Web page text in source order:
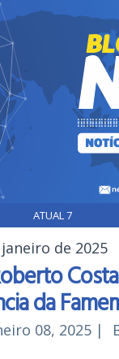
ATUAL 7
de 2025
da
08, 2025 |